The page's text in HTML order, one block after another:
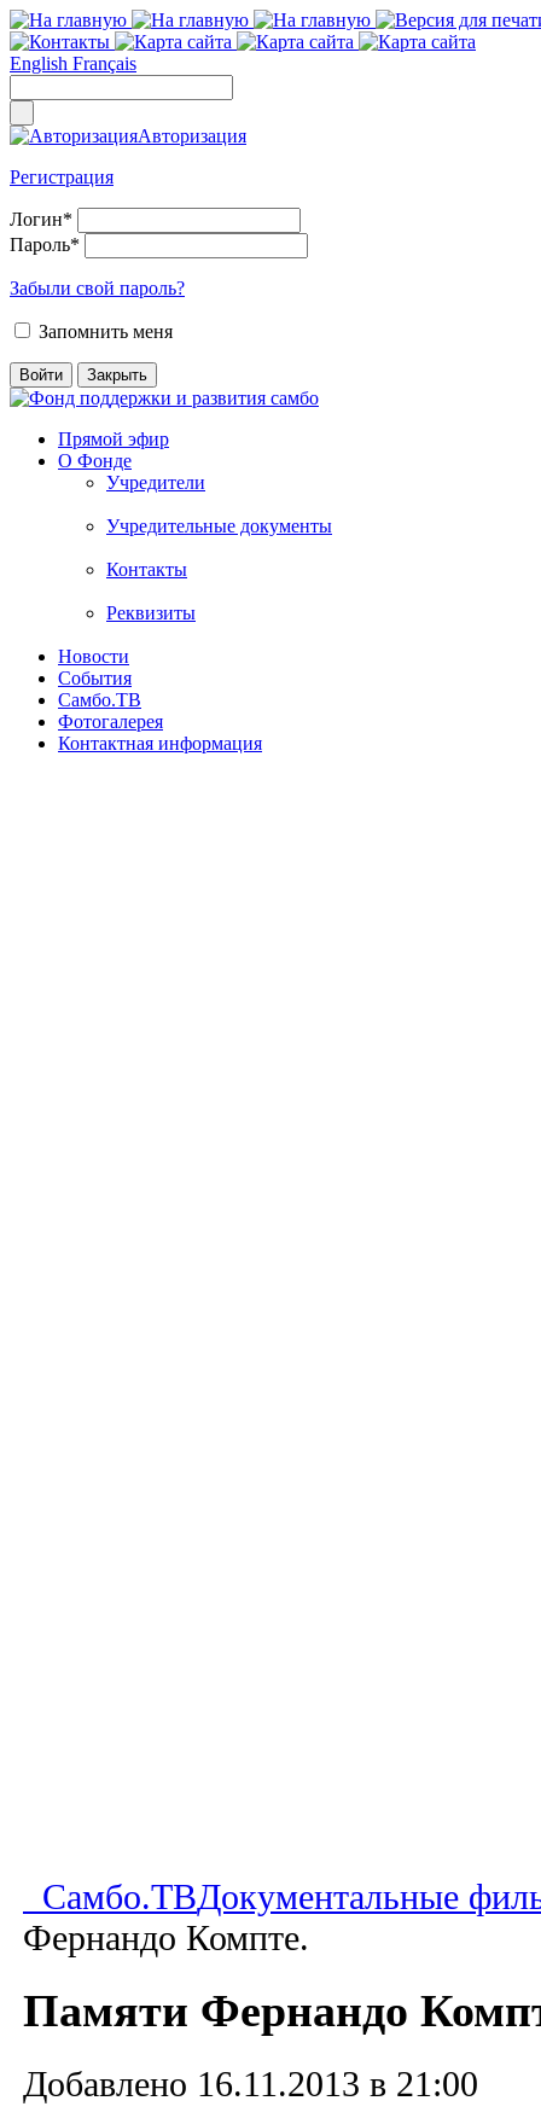
English Français
Авторизация
Регистрация
Логин*
Пароль*
Забыли свой пароль?
Запомнить меня
Прямой эфир
О Фонде
Учредители
Учредительные документы
Контакты
Реквизиты
Новости
События
Самбо.ТВ
Фотогалерея
Контактная информация
Самбо.ТВДокументальные
Фернандо Компте.
Памяти Фернандо
Добавлено 16.11.2013 в 21:00